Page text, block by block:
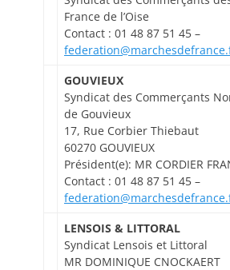
France de l’Oise
Contact : 01 48 87 51 45 –
GOUVIEUX
Syndicat des Commerçants
de Gouvieux
17, Rue Corbier Thiebaut
60270 GOUVIEUX
Président(e): MR CORDIER
Contact : 01 48 87 51 45 –
LENSOIS & LITTORAL
Syndicat Lensois et Littoral
MR DOMINIQUE CNOCKAERT